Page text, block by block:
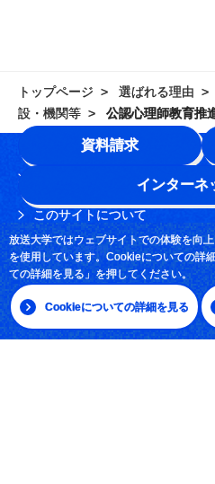
放送大学ではウェブサイトでの体験を向
を使用しています。Cookieについての詳
ての詳細を見る」を押してください。
Cookieについての詳細を見る
資料請求
インターネ
トップページ 選ばれる理由
設・機関等
公認心理師教育推
このサイトについて
よくある質問
お問い合わせ